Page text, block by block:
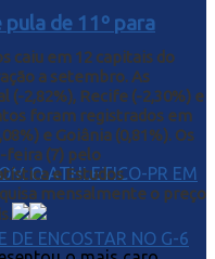
pula de 11º para
caiu em 12 capitais do
a setembro. As
2,82%), Recife (-2,30%) e
foram registrados em
e Goiânia (0,81%). Os
feira (7) pelo
e Estudos
mensalmente o preço